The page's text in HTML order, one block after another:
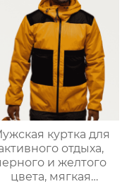
куртка для
отдыха,
и желтого
цвета, мягкая